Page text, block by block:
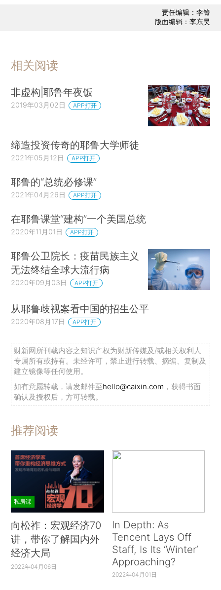
责任编辑：李箐
版面编辑：李东昊
相关阅读
非虚构|耶鲁年夜饭
2019年03月02日 APP打开
缔造投资传奇的耶鲁大学师徒
2021年05月12日 APP打开
耶鲁的“总统必修课”
2021年04月26日 APP打开
在耶鲁课堂“建构”一个美国总统
2020年11月01日 APP打开
耶鲁公卫院长：疫苗民族主义
无法终结全球大流行病
2020年09月03日 APP打开
从耶鲁歧视案看中国的招生公平
2020年08月17日 APP打开
财新网所刊载内容之知识产权为财新传媒及/或相关权利人
专属所有或持有。未经许可，禁止进行转载、摘编、复制及
建立镜像等任何使用。
如有意愿转载，请发邮件至hello@caixin.com ，获得书面
确认及授权后，方可转载。
推荐阅读
私房课
向松祚：宏观经济70
讲，带你了解国内外
经济大局
2022年04月06日
In Depth: As
Tencent Lays Off
Staff, Is Its ‘Winter’
Approaching?
2022年04月01日